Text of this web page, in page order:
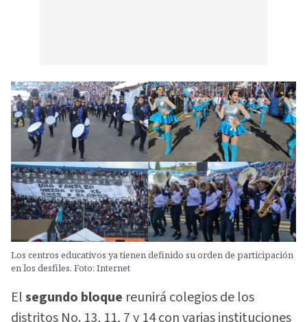
Los centros educativos ya tienen definido su orden de participación
en los desfiles. Foto: Internet
Elsegundo bloque reunirá colegios de los
distritos No. 13, 11, 7 y 14 con varias instituciones